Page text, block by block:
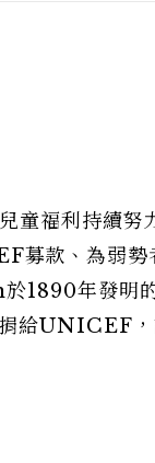
童福利持續努
款、為弱勢
1890年發
給UNICEF，